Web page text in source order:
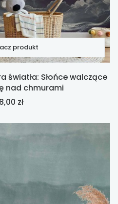
produkt
światła: Słońce walczące
nad chmurami
zł